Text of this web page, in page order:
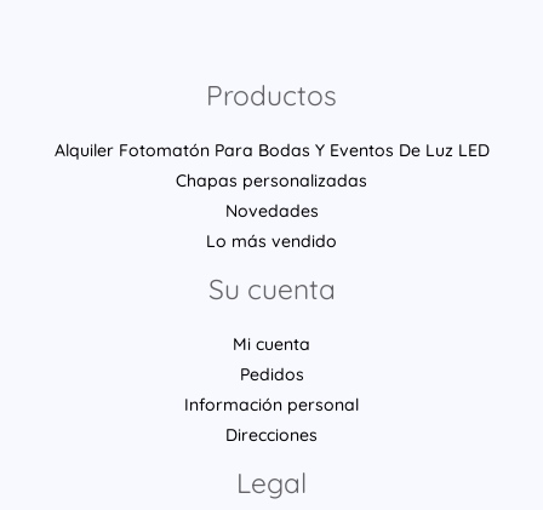
Productos
Alquiler Fotomatón Para Bodas Y Eventos De Luz LED
Chapas personalizadas
Novedades
Lo más vendido
Su cuenta
Mi cuenta
Pedidos
Información personal
Direcciones
Legal